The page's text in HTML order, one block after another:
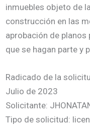
inmuebles objeto de
construcción en las
aprobación de planos
que se hagan parte y
Radicado de la
Julio de 2023
Solicitante:
Tipo de solicitud: